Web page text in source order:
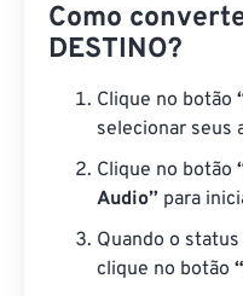
Como
DESTINO?
Clique no botão
selecionar seus
Clique no botão
Audio” para
Quando o status
clique no botão